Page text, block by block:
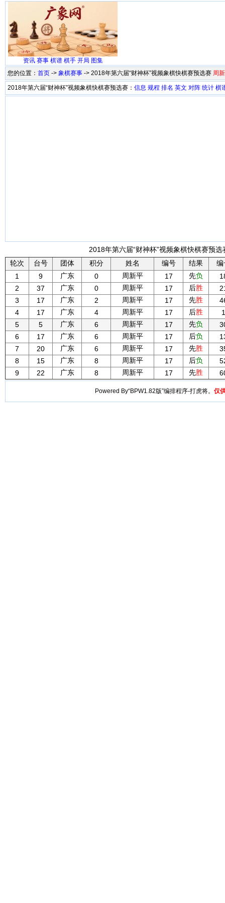
资讯 赛事 棋谱 棋手 开局 图集
您的位置： 首页 -> 象棋赛事 -> 2018年第六届“财神杯”视频象棋快棋赛预选赛 周
2018年第六届“财神杯”视频象棋快棋赛预选赛： 信息 规程 排名 英文 对阵 统计 棋
2018年第六届“财神杯”视频象棋快棋赛预选
轮次
台号 团体 积分 姓名 编号 结果
编
1
9 广东 0 周新平 17 先负
2
37 广东 0 周新平 17 后胜
3
17 广东 2 周新平 17 先胜
4
17 广东 4 周新平 17 后胜
1
5
5 广东 6 周新平 17 先负
6
17 广东 6 周新平 17 后负
7
20 广东 6 周新平 17 先胜
8
15 广东 8 周新平 17 后负
9
22 广东 8 周新平 17 先胜
Powered By“BPW1.82版”编排程序-打虎将。 仅